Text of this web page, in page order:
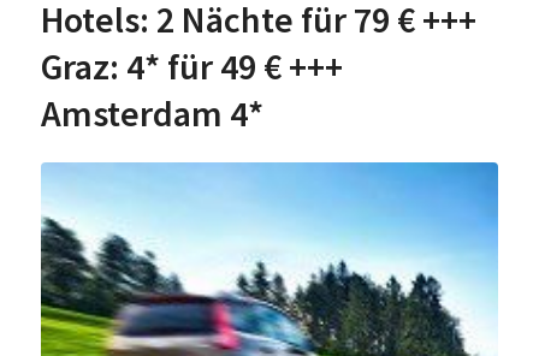
Hotels: 2 Nächte für 79 € +++
Graz: 4* für 49 € +++
Amsterdam 4*